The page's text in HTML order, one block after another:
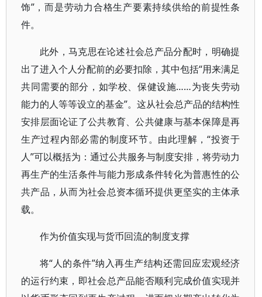
饰”，而是劳动力合格生产要素持续供给的前提性条
件。
此外，马克思在论述社会总产品分配时，明确提
出了进入个人分配前的必要扣除，其中包括“用来满足
共同需要的部分，如学校、保健设施……为丧失劳动
能力的人等等设立的基金”。这从社会总产品的结构性
安排层面论证了公共教育、公共健康与基本保障是再
生产过程内部必需的制度环节。由此理解，“投资于
人”可以概括为：通过公共服务与制度安排，将劳动力
再生产的生活条件与能力形成条件转化为普惠性的公
共产品，从而为社会总资本循环提供更坚实的主体承
载。
作为价值实现与货币回流的制度支撑
将“人的条件”纳入再生产结构还需回应宏观经济
的运行约束，即社会总产品能否顺利完成价值实现并